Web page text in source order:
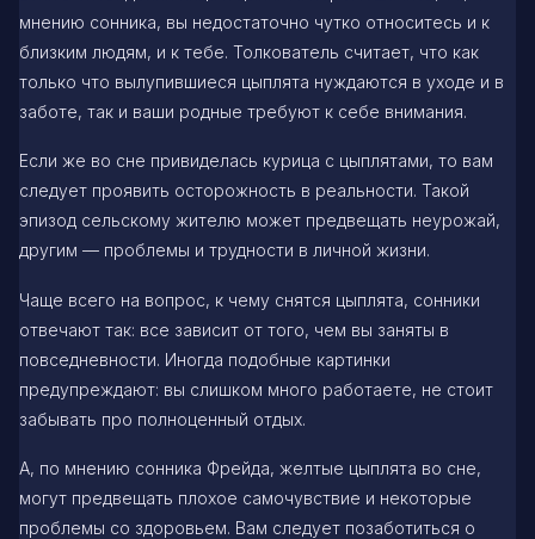
мнению сонника, вы недостаточно чутко относитесь и к
близким людям, и к тебе. Толкователь считает, что как
только что вылупившиеся цыплята нуждаются в уходе и в
заботе, так и ваши родные требуют к себе внимания.
Если же во сне привиделась курица с цыплятами, то вам
следует проявить осторожность в реальности. Такой
эпизод сельскому жителю может предвещать неурожай,
другим — проблемы и трудности в личной жизни.
Чаще всего на вопрос, к чему снятся цыплята, сонники
отвечают так: все зависит от того, чем вы заняты в
повседневности. Иногда подобные картинки
предупреждают: вы слишком много работаете, не стоит
забывать про полноценный отдых.
А, по мнению сонника Фрейда, желтые цыплята во сне,
могут предвещать плохое самочувствие и некоторые
проблемы со здоровьем. Вам следует позаботиться о